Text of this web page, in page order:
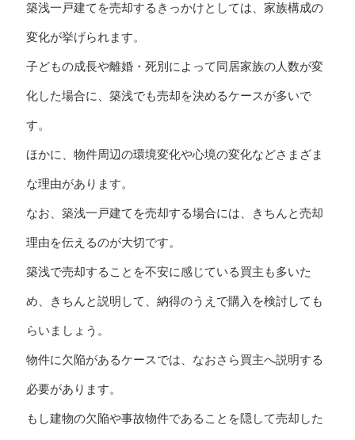
築浅一戸建てを売却するきっかけとしては、家族構成の
変化が挙げられます。
子どもの成長や離婚・死別によって同居家族の人数が変
化した場合に、築浅でも売却を決めるケースが多いで
す。
ほかに、物件周辺の環境変化や心境の変化などさまざま
な理由があります。
なお、築浅一戸建てを売却する場合には、きちんと売却
理由を伝えるのが大切です。
築浅で売却することを不安に感じている買主も多いた
め、きちんと説明して、納得のうえで購入を検討しても
らいましょう。
物件に欠陥があるケースでは、なおさら買主へ説明する
必要があります。
もし建物の欠陥や事故物件であることを隠して売却した